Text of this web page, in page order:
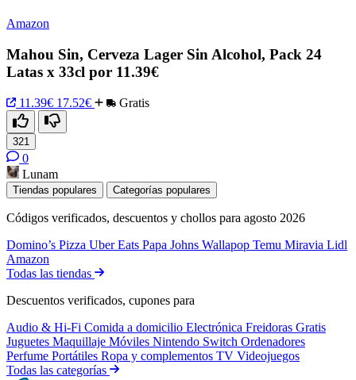
Amazon
Mahou Sin, Cerveza Lager Sin Alcohol, Pack 24
Latas x 33cl por 11.39€
11.39€ 17.52€ Gratis
321
0
Lunam
Tiendas populares Categorías populares
Códigos verificados, descuentos y chollos para agosto 2026
Domino’s Pizza Uber Eats Papa Johns Wallapop Temu Miravia Lidl
Amazon
Todas las tiendas
Descuentos verificados, cupones para
Audio & Hi-Fi Comida a domicilio Electrónica Freidoras Gratis
Juguetes Maquillaje Móviles Nintendo Switch Ordenadores
Perfume Portátiles Ropa y complementos TV Videojuegos
Todas las categorías